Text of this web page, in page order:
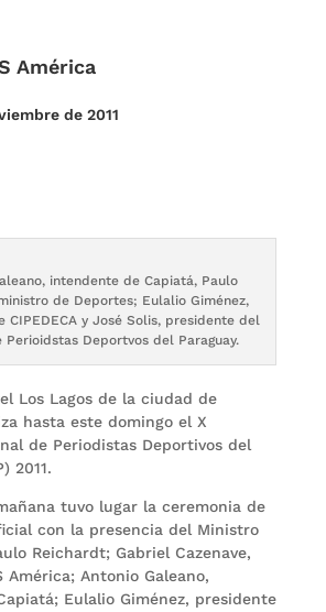
América
de 2011
intendente de Capiatá, Paulo
de Deportes; Eulalio Giménez,
CIPEDECA y José Solis, presidente del
Perioidstas Deportvos del Paraguay.
Los Lagos de la ciudad de
hasta este domingo el X
de Periodistas Deportivos del
2011.
tuvo lugar la ceremonia de
con la presencia del Ministro
Reichardt; Gabriel Cazenave,
América; Antonio Galeano,
Eulalio Giménez, presidente